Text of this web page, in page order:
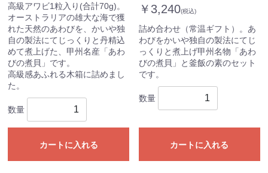
高級アワビ1粒入り(合計70g)。
オーストラリアの雄大な海で獲
れた天然のあわびを、かいや独
自の製法にてじっくりと丹精込
めて煮上げた、甲州名産「あわ
びの煮貝」です。
高級感あふれる木箱に詰めまし
た。
数量
カートに入れる
￥3,240(税込)
詰め合わせ（常温ギフト）。あ
わびをかいや独自の製法にてじ
っくりと煮上げ甲州名物「あわ
びの煮貝」と釜飯の素のセット
です。
数量
カートに入れる